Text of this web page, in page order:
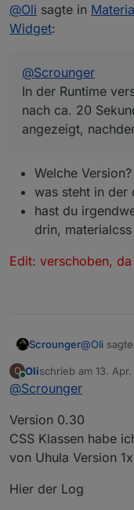
Woran könnte
@Oli sagte in
Widget:
@Scrounger
In der Runtime
nach ca. 20
angezeigt,
Welche Version?
was steht in der
hast du
drin,
Edit: verschoben,
Scrounger@Oli
Höhe
@ Oli
Widget:
O
Online
Olischrieb am 13.
zuletzt editiert von
@Scrounger
Version 0.30
CSS Klassen habe
von Uhula Version 1x
Hier der Log